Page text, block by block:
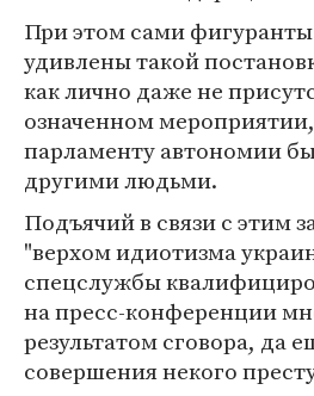
При этом сами
удивлены такой
как лично даже не
означенном
парламенту автономии
другими людьми.
Подъячий в связи с этим
"верхом идиотизма
спецслужбы
на пресс-конференции
результатом сговора, да
совершения некого